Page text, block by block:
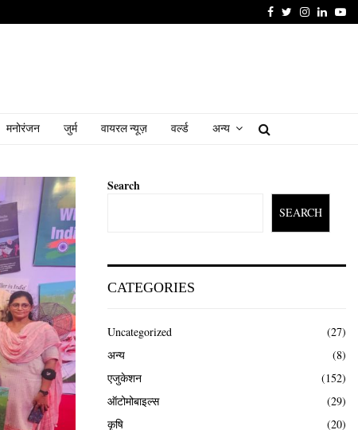
FacebookTwitter
Instagram
मनोरंजन जुर्म वायरल न्यूज़ वर्ल्ड अन्य
Search
SEARCH
CATEGORIES
Uncategorized
(27)
अन्य
(8)
एजुकेशन
(152)
ऑटोमोबाइल्स
(29)
कृषि
(20)